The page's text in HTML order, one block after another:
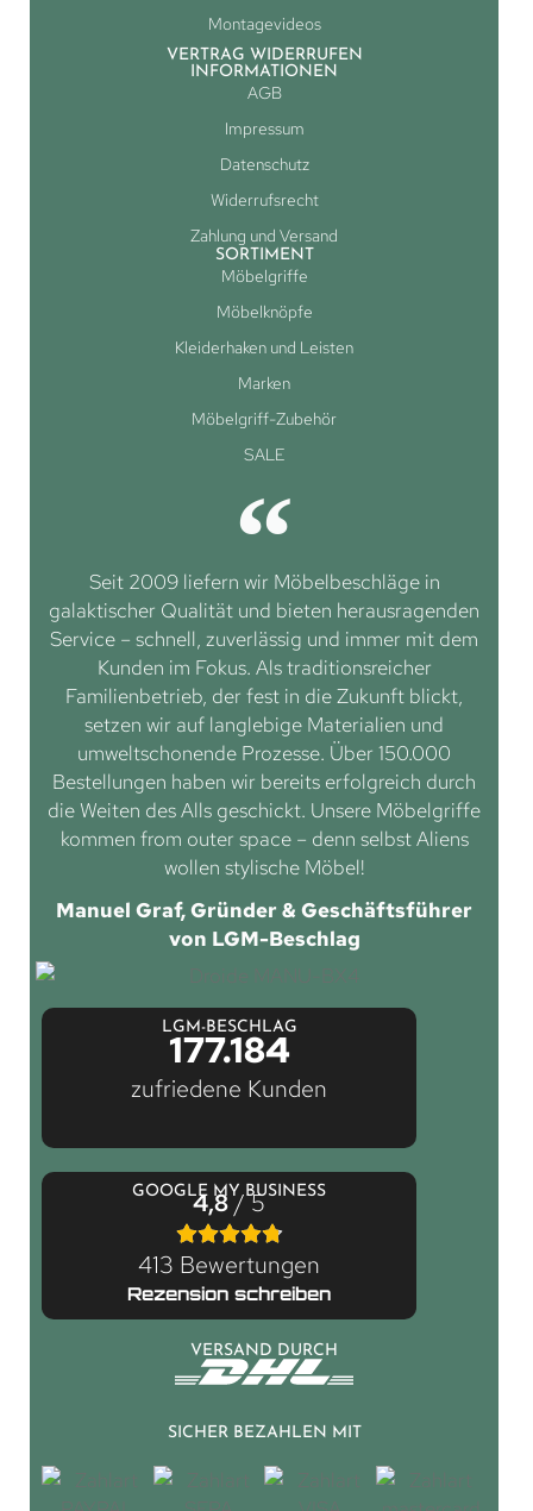
Montagevideos
VERTRAG WIDERRUFEN
INFORMATIONEN
AGB
Impressum
Datenschutz
Widerrufsrecht
Zahlung und Versand
SORTIMENT
Möbelgriffe
Möbelknöpfe
Kleiderhaken und Leisten
Marken
Möbelgriff-Zubehör
SALE
Seit 2009 liefern wir Möbelbeschläge in
galaktischer Qualität und bieten herausragenden
Service – schnell, zuverlässig und immer mit dem
Kunden im Fokus. Als traditionsreicher
Familienbetrieb, der fest in die Zukunft blickt,
setzen wir auf langlebige Materialien und
umweltschonende Prozesse. Über 150.000
Bestellungen haben wir bereits erfolgreich durch
die Weiten des Alls geschickt. Unsere Möbelgriffe
kommen from outer space – denn selbst Aliens
wollen stylische Möbel!
Manuel Graf, Gründer & Geschäftsführer
von LGM-Beschlag
LGM-BESCHLAG
177.184
zufriedene Kunden
GOOGLE MY BUSINESS
4,8/ 5
413 Bewertungen
Rezension schreiben
VERSAND DURCH
SICHER BEZAHLEN MIT